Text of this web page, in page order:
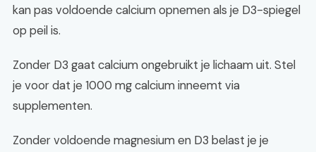
kan pas voldoende calcium opnemen als je D3-spiegel
op peil is.
Zonder D3 gaat calcium ongebruikt je lichaam uit. Stel
je voor dat je 1000 mg calcium inneemt via
supplementen.
Zonder voldoende magnesium en D3 belast je je